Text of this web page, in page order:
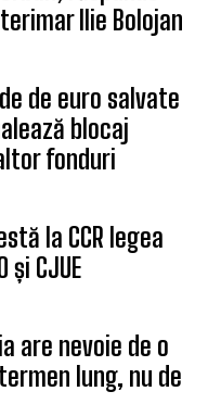
Ilie Bolojan
de euro salvate
blocaj
fonduri
la CCR legea
CJUE
are nevoie de o
lung, nu de